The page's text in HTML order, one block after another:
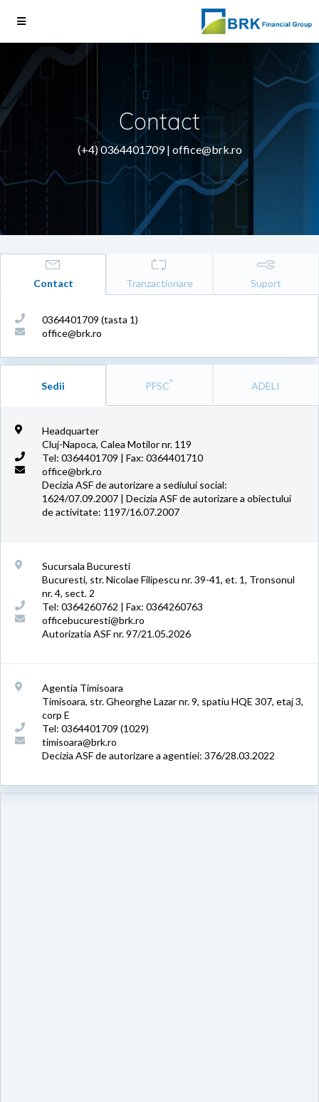
Contact
(+4) 0364401709 | office@brk.ro
Contact Tranzactionare Suport
0364401709 (tasta 1)
office@brk.ro
Sedii PFSC* ADELI
Headquarter
Cluj-Napoca, Calea Motilor nr. 119
Tel: 0364401709 | Fax: 0364401710
office@brk.ro
Decizia ASF de autorizare a sediului social:
1624/07.09.2007 | Decizia ASF de autorizare a obiectului
de activitate: 1197/16.07.2007
Sucursala Bucuresti
Bucuresti, str. Nicolae Filipescu nr. 39-41, et. 1, Tronsonul
nr. 4, sect. 2
Tel: 0364260762 | Fax: 0364260763
officebucuresti@brk.ro
Autorizatia ASF nr. 97/21.05.2026
Agentia Timisoara
Timisoara, str. Gheorghe Lazar nr. 9, spatiu HQE 307, etaj 3,
corp E
Tel: 0364401709 (1029)
timisoara@brk.ro
Decizia ASF de autorizare a agentiei: 376/28.03.2022